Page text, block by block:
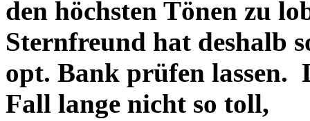
den höchsten Tönen zu
Sternfreund hat deshalb
opt. Bank prüfen lassen.
Fall lange nicht so toll,